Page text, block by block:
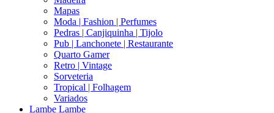
Mapas
Moda | Fashion | Perfumes
Pedras | Canjiquinha | Tijolo
Pub | Lanchonete | Restaurante
Quarto Gamer
Retro | Vintage
Sorveteria
Tropical | Folhagem
Variados
Lambe Lambe